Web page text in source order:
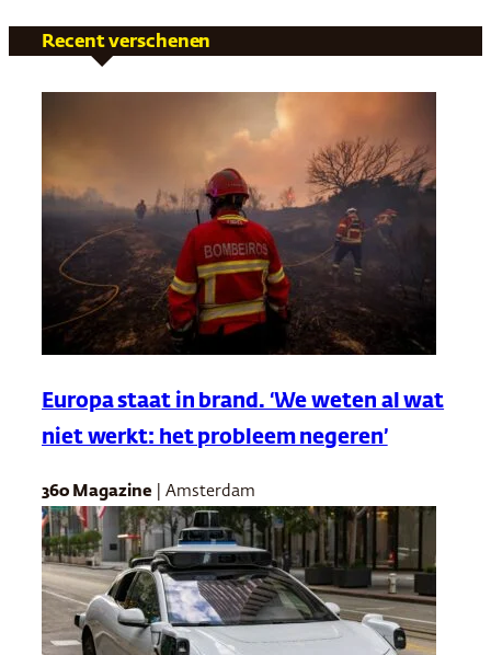
Recent verschenen
Europa staat in brand. ‘We weten al wat
niet werkt: het probleem negeren’
360 Magazine | Amsterdam